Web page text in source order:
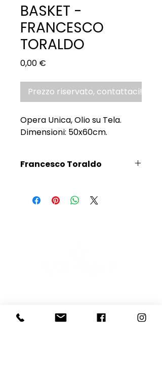
BASKET -
FRANCESCO
TORALDO
0,00 €
Prezzo riservato, contattaci!
Opera Unica, Olio su Tela.
Dimensioni: 50x60cm.
Francesco Toraldo